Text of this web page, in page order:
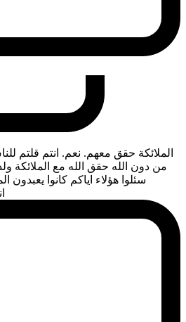
الملائكة حقق معهم. نعم. انتم قلتم
من دون الله حقق الله مع الملائكة
سئلوا هؤلاء اياكم كانوا يعبدون